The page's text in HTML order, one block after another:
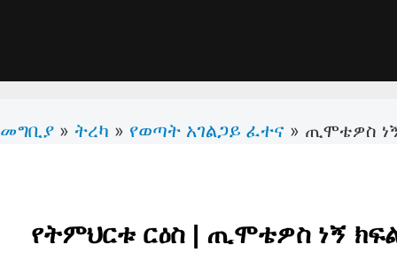
መግቢያ » ትረካ » የወጣት አገልጋይ ፈተና » ጢሞቴዎስ
የትምህርቱ ርዕስ | ጢሞቴዎስ ነኝ